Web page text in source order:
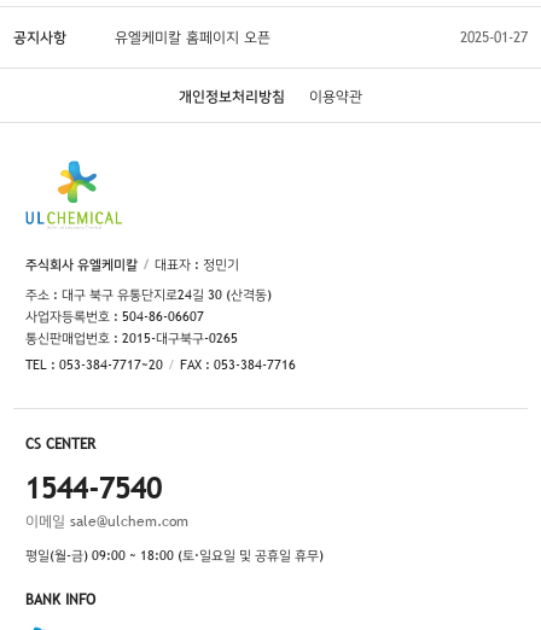
공지사항 유엘케미칼 홈페이지 오픈 2025-01-27
개인정보처리방침 이용약관
주식회사 유엘케미칼
대표자 : 정민기
주소 : 대구 북구 유통단지로24길 30 (산격동)
사업자등록번호 : 504-86-06607
통신판매업번호 : 2015-대구북구-0265
TEL : 053-384-7717~20
FAX : 053-384-7716
CS CENTER
1544-7540
이메일 sale@ulchem.com
평일(월-금) 09:00 ~ 18:00 (토·일요일 및 공휴일 휴무)
BANK INFO